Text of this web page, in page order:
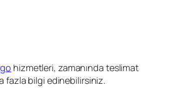
hizmetleri, zamanında teslimat
fazla bilgi edinebilirsiniz.